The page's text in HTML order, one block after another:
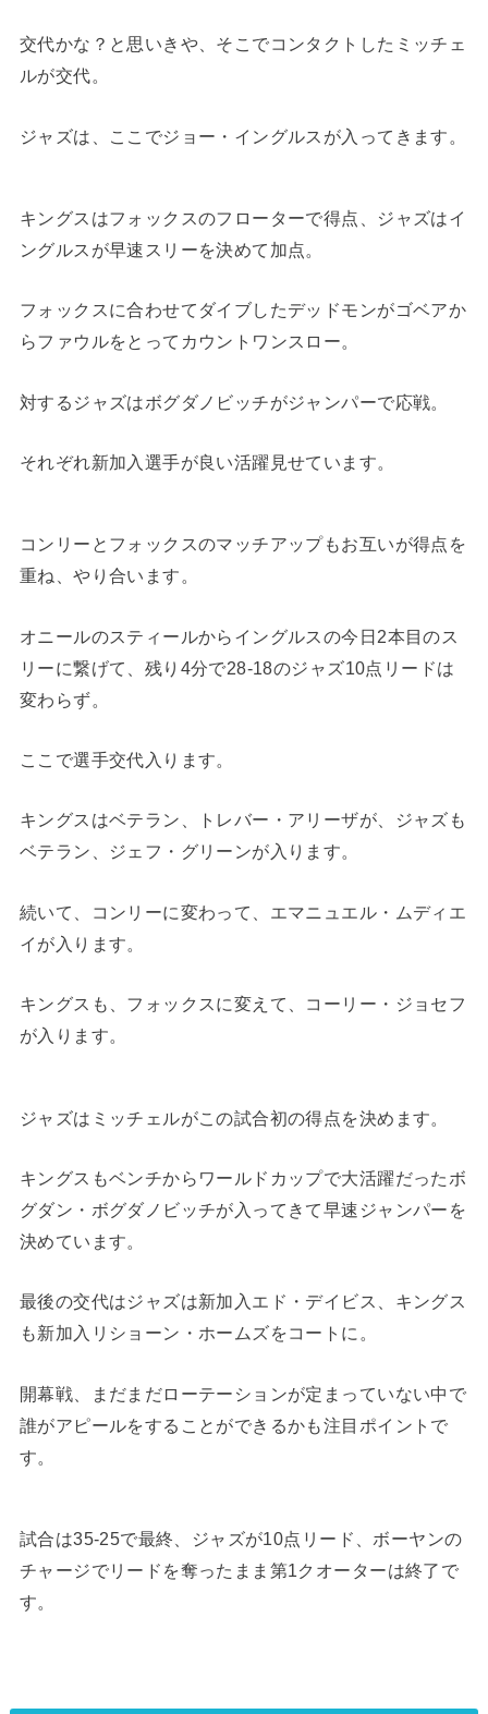
交代かな？と思いきや、そこでコンタクトしたミッチェ
ルが交代。
ジャズは、ここでジョー・イングルスが入ってきます。
キングスはフォックスのフローターで得点、ジャズはイ
ングルスが早速スリーを決めて加点。
フォックスに合わせてダイブしたデッドモンがゴベアか
らファウルをとってカウントワンスロー。
対するジャズはボグダノビッチがジャンパーで応戦。
それぞれ新加入選手が良い活躍見せています。
コンリーとフォックスのマッチアップもお互いが得点を
重ね、やり合います。
オニールのスティールからイングルスの今日2本目のス
リーに繋げて、残り4分で28-18のジャズ10点リードは
変わらず。
ここで選手交代入ります。
キングスはベテラン、トレバー・アリーザが、ジャズも
ベテラン、ジェフ・グリーンが入ります。
続いて、コンリーに変わって、エマニュエル・ムディエ
イが入ります。
キングスも、フォックスに変えて、コーリー・ジョセフ
が入ります。
ジャズはミッチェルがこの試合初の得点を決めます。
キングスもベンチからワールドカップで大活躍だったボ
グダン・ボグダノビッチが入ってきて早速ジャンパーを
決めています。
最後の交代はジャズは新加入エド・デイビス、キングス
も新加入リショーン・ホームズをコートに。
開幕戦、まだまだローテーションが定まっていない中で
誰がアピールをすることができるかも注目ポイントで
す。
試合は35-25で最終、ジャズが10点リード、ボーヤンの
チャージでリードを奪ったまま第1クオーターは終了で
す。